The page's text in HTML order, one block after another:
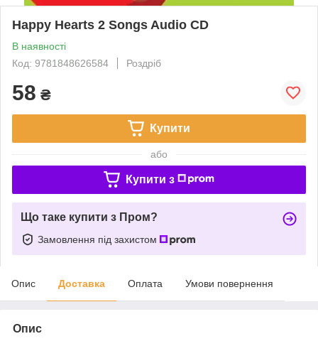
Happy Hearts 2 Songs Audio CD
В наявності
Код: 9781848626584
Роздріб
58 ₴
Купити
або
Купити з
Що таке купити з Пром?
Замовлення під захистом
Опис Доставка Оплата Умови повернення
Опис